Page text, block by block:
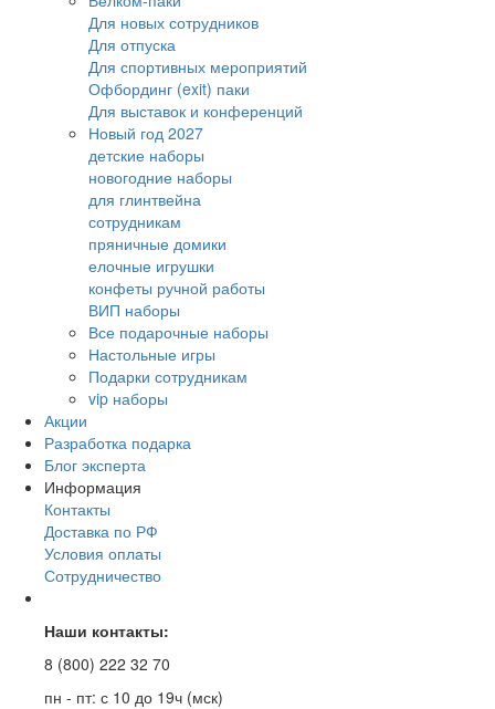
Для новых сотрудников
Для отпуска
Для спортивных мероприятий
Офбординг (exit) паки
Для выставок и конференций
Новый год 2027
детские наборы
новогодние наборы
для глинтвейна
сотрудникам
пряничные домики
елочные игрушки
конфеты ручной работы
ВИП наборы
Все подарочные наборы
Настольные игры
Подарки сотрудникам
vip наборы
Акции
Разработка подарка
Блог эксперта
Информация
Контакты
Доставка по РФ
Условия оплаты
Сотрудничество
Наши контакты:
8 (800) 222 32 70
пн - пт: с 10 до 19ч (мск)